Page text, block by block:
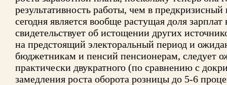
результативность работы, чем в
сегодня является вообще растущая доля
свидетельствует об истощении других
на предстоящий электоральный период и
бюджетникам и пенсий пенсионерам, следует
практически двукратного (по сравнению с
замедления роста оборота розницы до 5-6